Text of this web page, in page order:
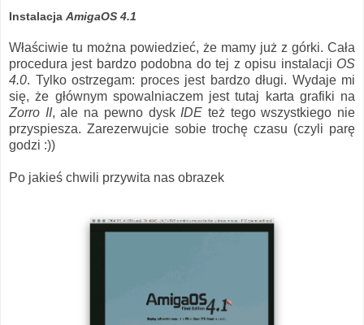
Instalacja AmigaOS 4.1
Właściwie tu można powiedzieć, że mamy już z górki. Cała
procedura jest bardzo podobna do tej z opisu instalacji OS
4.0. Tylko ostrzegam: proces jest bardzo długi. Wydaje mi
się, że głównym spowalniaczem jest tutaj karta grafiki na
Zorro II, ale na pewno dysk IDE też tego wszystkiego nie
przyspiesza. Zarezerwujcie sobie trochę czasu (czyli parę
godzi :))
Po jakieś chwili przywita nas obrazek